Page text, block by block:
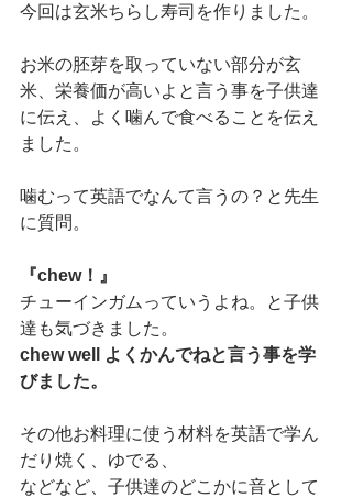
今回は玄米ちらし寿司を作りました。
お米の胚芽を取っていない部分が玄
米、栄養価が高いよと言う事を子供達
に伝え、よく噛んで食べることを伝え
ました。
噛むって英語でなんて言うの？と先生
に質問。
『chew！』
チューインガムっていうよね。と子供
達も気づきました。
chew well よくかんでねと言う事を学
びました。
その他お料理に使う材料を英語で学ん
だり焼く、ゆでる、
などなど、子供達のどこかに音として